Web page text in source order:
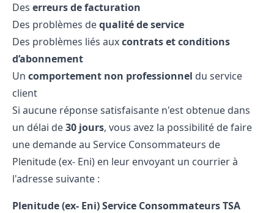
Des erreurs de facturation
Des problèmes dequalité de service
Des problèmes liés auxcontrats et conditions
d’abonnement
Un comportement non professionnel du service
client
Si aucune réponse satisfaisante n'est obtenue dans
un délai de30 jours, vous avez la possibilité de faire
une demande au Service Consommateurs de
Plenitude (ex- Eni) en leur envoyant un courrier à
l'adresse suivante :
Plenitude (ex- Eni) Service ConsommateursTSA